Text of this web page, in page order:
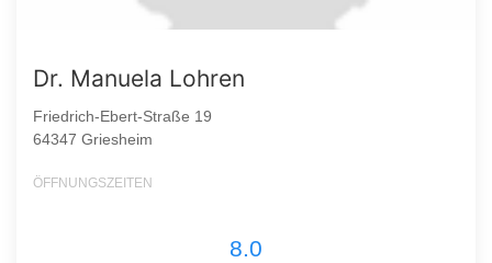
Dr. Manuela Lohren
Friedrich-Ebert-Straße 19
64347 Griesheim
ÖFFNUNGSZEITEN
8.0